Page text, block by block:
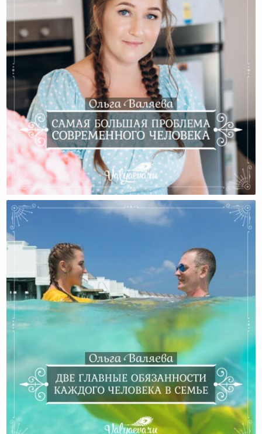
Самая Большая Проблема Современного Человека
Две Главные Обязанности Каждого Человека В